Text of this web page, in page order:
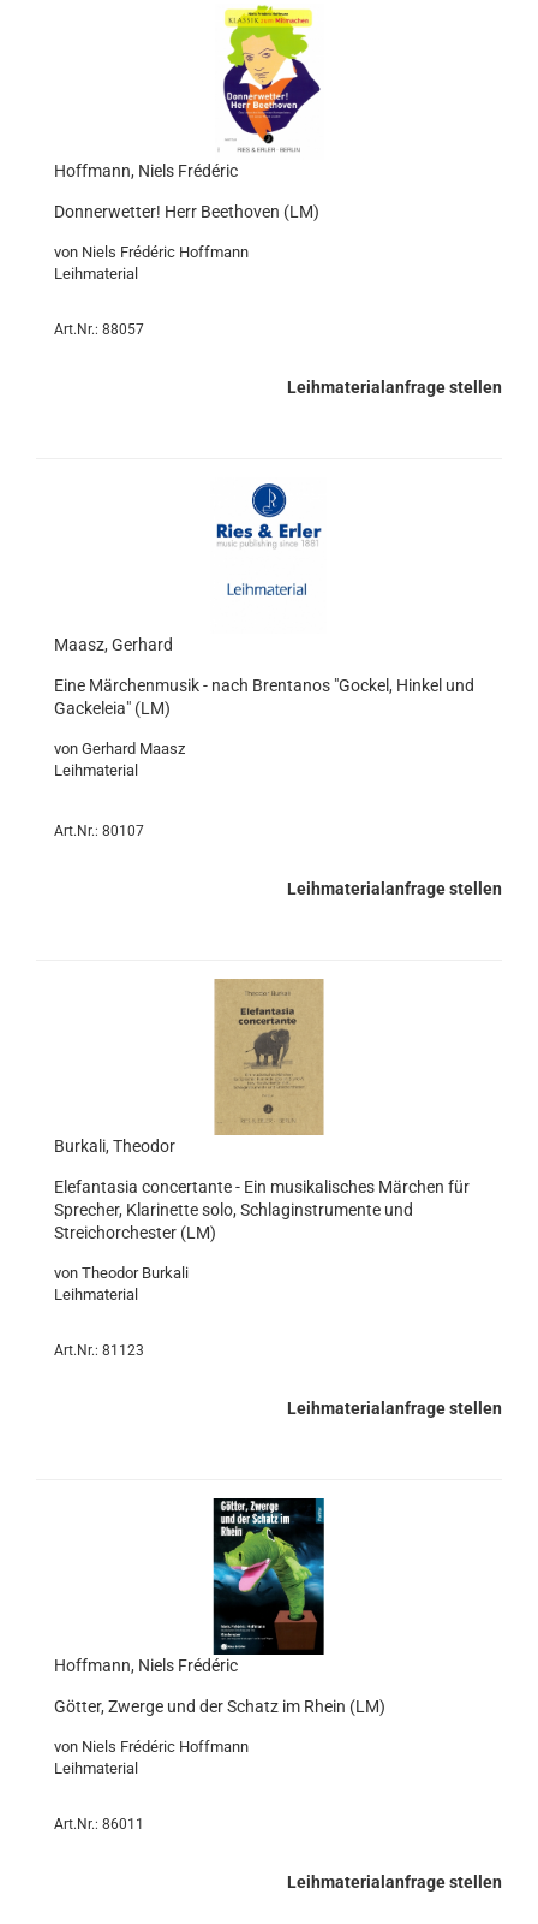
Hoffmann, Niels Frédéric
Donnerwetter! Herr Beethoven (LM)
von Niels Frédéric Hoffmann
Leihmaterial
Art.Nr.: 88057
Leihmaterialanfrage stellen
Maasz, Gerhard
Eine Märchenmusik - nach Brentanos "Gockel, Hinkel und
Gackeleia" (LM)
von Gerhard Maasz
Leihmaterial
Art.Nr.: 80107
Leihmaterialanfrage stellen
Burkali, Theodor
Elefantasia concertante - Ein musikalisches Märchen für
Sprecher, Klarinette solo, Schlaginstrumente und
Streichorchester (LM)
von Theodor Burkali
Leihmaterial
Art.Nr.: 81123
Leihmaterialanfrage stellen
Hoffmann, Niels Frédéric
Götter, Zwerge und der Schatz im Rhein (LM)
von Niels Frédéric Hoffmann
Leihmaterial
Art.Nr.: 86011
Leihmaterialanfrage stellen